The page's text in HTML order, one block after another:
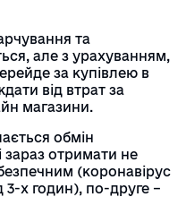
та
але з урахуванням,
за купівлею в
від втрат за
магазини.
обмін
зараз отримати не
(коронавірус
3-х годин), по-друге –